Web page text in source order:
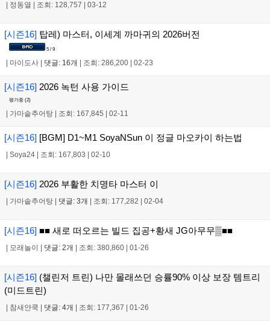
| 정동열 | 조회: 128,757 | 03-12
[시즌16] 탑레) 마스터, 이세계 까마귀의 2026버전
5 / 9
마이도사 댓글: 16개 조회: 286,200 02-23
[시즌16] 2026 녹턴 사용 가이드
평가중 (2)
| 가마솥추어탕 | 조회: 167,845 | 02-11
[시즌16] [BGM] D1~M1 SoyaNSun 이 정글 마오카이 하는법
| Soya24 | 조회: 167,803 | 02-10
[시즌16] 2026 부활한 치명타 마스터 이
| 가마솥추어탕 | 댓글: 3개 | 조회: 177,282 | 02-04
[시즌16] ■■ 새로 떠오르는 빌드 집공+황새 JG아무무▒■■
| 모래놀이 | 댓글: 2개 | 조회: 380,860 | 01-26
[시즌16] (챌린저 트린) 나만 몰래쓰던 승률90% 이상 보장 템트리
(미드트린)
| 참새얀쿡 | 댓글: 4개 | 조회: 177,367 | 01-26